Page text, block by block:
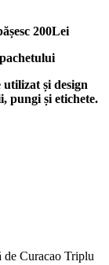
200Lei
și design
pungi și etichete.
de Curacao Triplu